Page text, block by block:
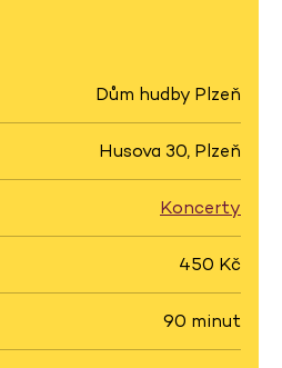
Dům hudby Plzeň
Husova 30, Plzeň
Koncerty
450 Kč
90 minut